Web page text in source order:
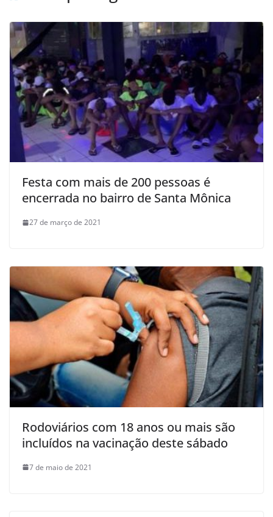
Festa com mais de 200 pessoas é
encerrada no bairro de Santa Mônica
27 de março de 2021
Rodoviários com 18 anos ou mais são
incluídos na vacinação deste sábado
7 de maio de 2021